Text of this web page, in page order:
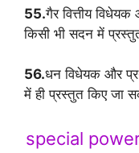
55.गैर वित्तीय
किसी भी सदन में
56.धन विधेयक और
में ही प्रस्तुत किए जा
special